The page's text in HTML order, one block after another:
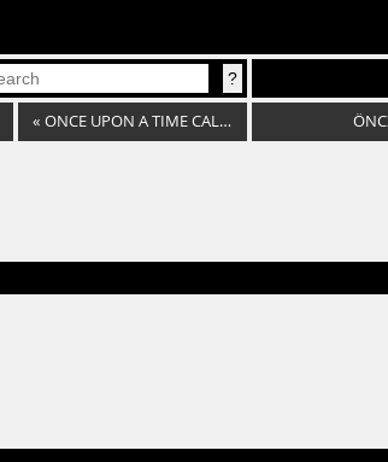
« ONCE UPON A TIME CALLED NOW.